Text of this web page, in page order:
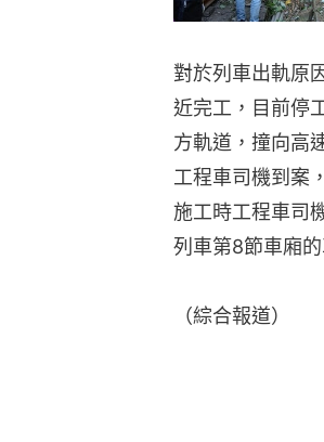
對於列車出軌原
近完工，目前停
方軌道，撞向高
工程車司機到案
施工時工程車司
列車第8節車廂
（綜合報道）